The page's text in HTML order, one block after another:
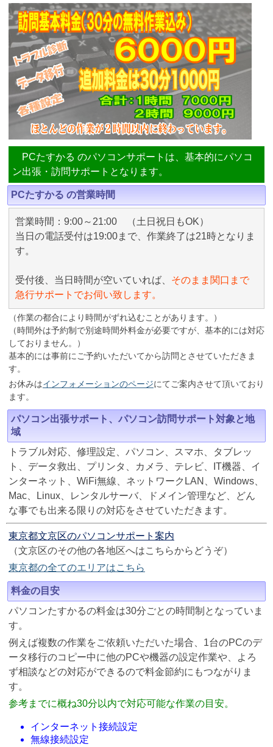
PCたすかる のパソコンサポートは、基本的にパソコ
ン出張・訪問サポートとなります。
PCたすかる の営業時間
営業時間：9:00～21:00 （土日祝日もOK）
当日の電話受付は19:00まで、作業終了は21時となりま
す。
受付後、当日時間が空いていれば、 そのまま関口まで
急行サポートでお伺い致します。
（作業の都合により時間がずれ込むことがあります。）
（時間外は予約制で別途時間外料金が必要ですが、基本的には対応
しておりません。）
基本的には事前にご予約いただいてから訪問とさせていただきま
す。
お休みはインフォメーションのページにてご案内させて頂いており
ます。
パソコン出張サポート、パソコン訪問サポート対象と地
域
トラブル対応、修理設定、パソコン、スマホ、タブレッ
ト、データ救出、プリンタ、カメラ、テレビ、IT機器、イ
ンターネット、WiFi無線、ネットワークLAN、Windows、
Mac、Linux、レンタルサーバ、ドメイン管理など、どん
な事でも出来る限りの対応をさせていただきます。
東京都文京区のパソコンサポート案内
（文京区のその他の各地区へはこちらからどうぞ）
東京都の全てのエリアはこちら
料金の目安
パソコンたすかるの料金は30分ごとの時間制となっていま
す。
例えば複数の作業をご依頼いただいた場合、1台のPCのデ
ータ移行のコピー中に他のPCや機器の設定作業や、よろ
ず相談などの対応ができるので料金節約にもつながりま
す。
参考までに概ね30分以内で対応可能な作業の目安。
インターネット接続設定
無線接続設定